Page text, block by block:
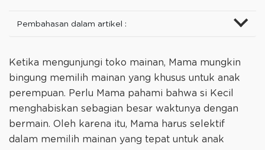
Pembahasan dalam artikel :
Ketika mengunjungi toko mainan, Mama mungkin
bingung memilih mainan yang khusus untuk anak
perempuan. Perlu Mama pahami bahwa si Kecil
menghabiskan sebagian besar waktunya dengan
bermain. Oleh karena itu, Mama harus selektif
dalam memilih mainan yang tepat untuk anak